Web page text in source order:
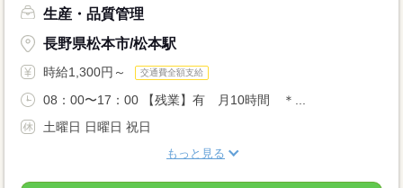
生産・品質管理
長野県松本市/松本駅
時給1,300円～ 交通費全額支給
08：00〜17：00 【残業】有 月10時間 ＊...
土曜日 日曜日 祝日
もっと見る